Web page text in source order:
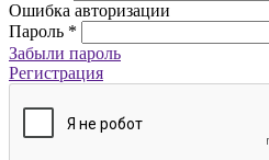
Ошибка авторизации
Пароль *
Забыли пароль
Регистрация